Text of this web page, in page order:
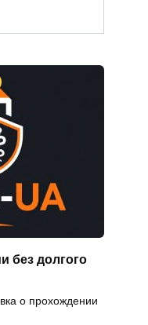
без долгого
о прохождении